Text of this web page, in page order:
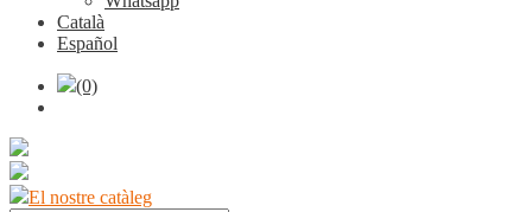
Català
Español
(0)
El nostre catàleg